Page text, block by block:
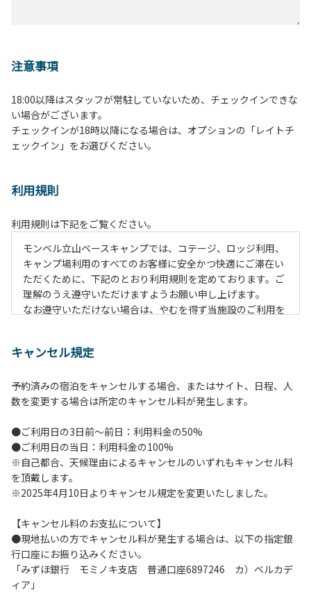
注意事項
18:00以降はスタッフが常駐していないため、チェックインできな
い場合がございます。
チェックインが18時以降になる場合は、オプションの「レイトチ
ェックイン」をお選びください。
利用規則
利用規則は下記をご覧ください。
モンベル立山ベースキャンプでは、コテージ、ロッジ利用、
キャンプ場利用のすべてのお客様に安全かつ快適にご滞在い
ただくために、下記のとおり利用規則を定めております。ご
理解のうえ遵守いただけますようお願い申し上げます。
なお遵守いただけない場合は、やむを得ず当施設のご利用を
【施設全体に関する注意事項】
２.利用上のルールを遵守いただき、ご自身で事故防止に努め
てください。
４.場内を車で移動する場合は、徐行運転（5km/h以下）を
行ってください。
５.施設内は土足禁止です。
６.コテージ・ロッジ棟内は禁煙です。
７.ゴミは分別した上で、燃えるごみ以外は中身を洗い、チェ
８.不可抗力以外の事由により建造物、家具、備品、その他の
物品を損傷、紛失、汚染させた場合には、相当額を弁償して
いただくことがあります。
９.施設内（駐車場含む）での事故や盗難などにつきまして
は、一切の責任を負いかねます。
キャンセル規定
予約済みの宿泊をキャンセルする場合、またはサイト、日程、人
数を変更する場合は所定のキャンセル料が発生します。
●ご利用日の3日前～前日：利用料金の50%
●ご利用日の当日：利用料金の100%
※自己都合、天候理由によるキャンセルのいずれもキャンセル料
を頂戴します。
※2025年4月10日よりキャンセル規定を変更いたしました。
【キャンセル料のお支払について】
●現地払いの方でキャンセル料が発生する場合は、以下の指定銀
行口座にお振り込みください。
「みずほ銀行 モミノキ支店 普通口座6897246 カ）ベルカデ
ィア」